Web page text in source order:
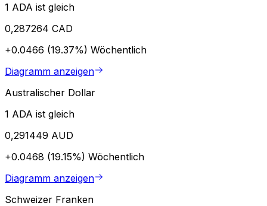
1 ADA ist gleich
0,287264 CAD
+0.0466 (19.37%) Wöchentlich
Diagramm anzeigen
Australischer Dollar
1 ADA ist gleich
0,291449 AUD
+0.0468 (19.15%) Wöchentlich
Diagramm anzeigen
Schweizer Franken